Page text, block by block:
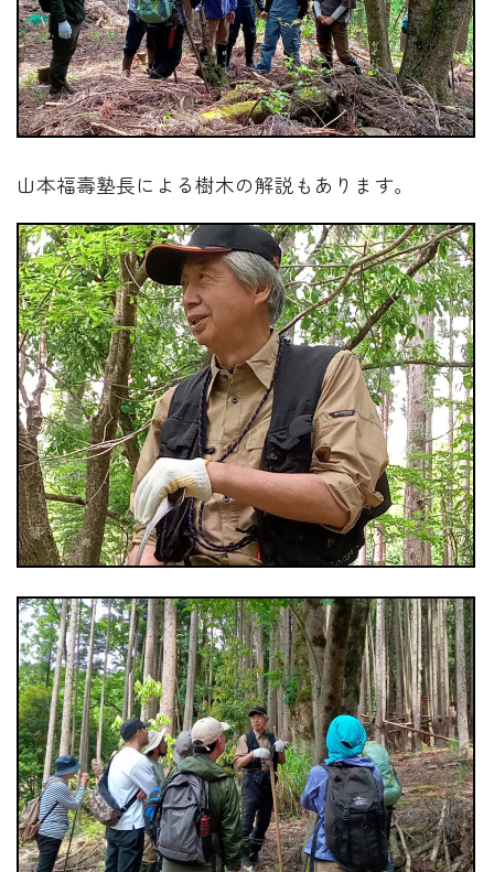
山本福壽塾長による樹木の解説もあります。